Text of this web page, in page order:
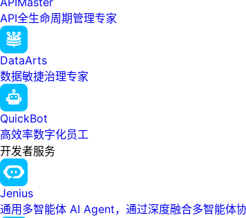
API全生命周期管理专家
DataArts
数据敏捷治理专家
QuickBot
高效率数字化员工
开发者服务
Jenius
通用多智能体 AI Agent，通过深度融合多智能体